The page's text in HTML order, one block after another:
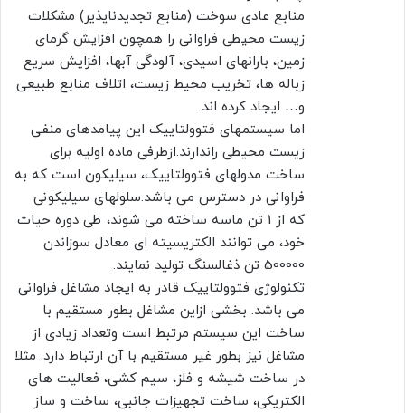
منابع عادی سوخت (منابع تجدیدناپذیر) مشکلات
زیست محیطی فراوانی را همچون افزایش گرمای
زمین، بارانهای اسیدی، آلودگی آبها، افزایش سریع
زباله ها، تخریب محیط زیست، اتلاف منابع طبیعی
و… ایجاد کرده اند.
اما سیستمهای فتوولتاییک این پیامدهای منفی
زیست محیطی راندارند.ازطرفی ماده اولیه برای
ساخت مدولهای فتوولتاییک، سیلیکون است که به
فراوانی در دسترس می باشد.سلولهای سیلیکونی
که از 1 تن ماسه ساخته می شوند، طی دوره حیات
خود، می توانند الکتریسیته ای معادل سوزاندن
500000 تن ذغالسنگ تولید نمایند.
تکنولوژی فتوولتاییک قادر به ایجاد مشاغل فراوانی
می باشد. بخشی ازاین مشاغل بطور مستقیم با
ساخت این سیستم مرتبط است وتعداد زیادی از
مشاغل نیز بطور غیر مستقیم با آن ارتباط دارد. مثلا
در ساخت شیشه و فلز، سیم کشی، فعالیت های
الکتریکی، ساخت تجهیزات جانبی، ساخت و ساز